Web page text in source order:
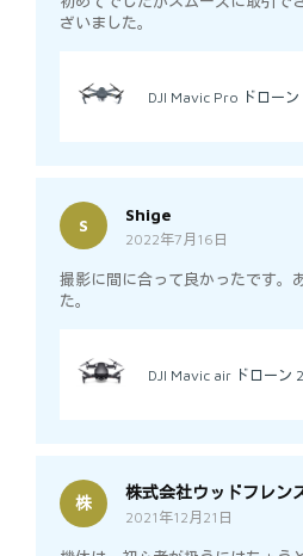
ざいました。
DJI Mavic Pro ドロー
S
Shige
2022年7月16日
撮影に間に合って良かったです。
た。
DJI Mavic air ドローン
株
株式会社ウッドフレン
2021年12月21日